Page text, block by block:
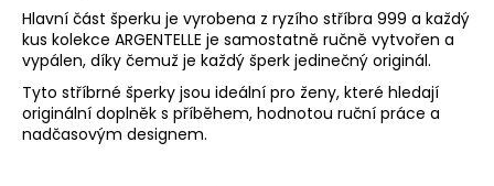
Hlavní část šperku je vyrobena z ryzího stříbra 999 a každý
kus kolekce ARGENTELLE je samostatně ručně vytvořen a
vypálen, díky čemuž je každý šperk jedinečný originál.
Tyto stříbrné šperky jsou ideální pro ženy, které hledají
originální doplněk s příběhem, hodnotou ruční práce a
nadčasovým designem.
HLEDAT
D